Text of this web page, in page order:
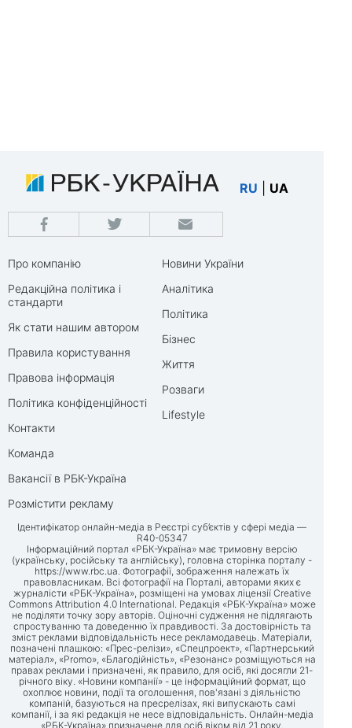
RU UA
Про компанію
Редакційна політика і
стандарти
Як стати нашим автором
Правила користування
Правова інформація
Політика конфіденційності
Контакти
Команда
Вакансії в РБК-Україна
Розмістити рекламу
Новини України
Аналітика
Політика
Бізнес
Життя
Розваги
Lifestyle
Ідентифікатор онлайн-медіа в Реєстрі суб’єктів у сфері медіа —
R40-05347
Інформаційний портал «РБК-Україна» має тримовну версію
(українську, російську та англійську), головна сторінка порталу -
https://www.rbc.ua. Фотографії, зображення належать їх
правовласникам. Всі фотографії на Порталі, авторами яких є
журналісти «РБК-Україна», розміщені на умовах ліцензії Creative
Commons Attribution 4.0 International. Редакція «РБК-Україна» може
не поділяти точку зору авторів. Оціночні судження не підлягають
спростуванню та доведенню їх правдивості. За достовірність та
зміст реклами відповідальність несе рекламодавець. Матеріали,
позначені плашкою: «Прес-релізи», «Спецпроект», «Партнерський
матеріал», «Promo», «Благодійність», «Резонанс» розміщуються на
правах реклами і призначені, як правило, для осіб, які досягли 21-
річного віку. «Новини компанії» - це інформаційний формат, що
охоплює новини, події та оголошення, пов'язані з діяльністю
компаній, базуються на пресрелізах, які випускають самі
компанії, і за які редакція не несе відповідальність. Онлайн-медіа
«РБК-Україна» призначене для осіб віком від 21 року.